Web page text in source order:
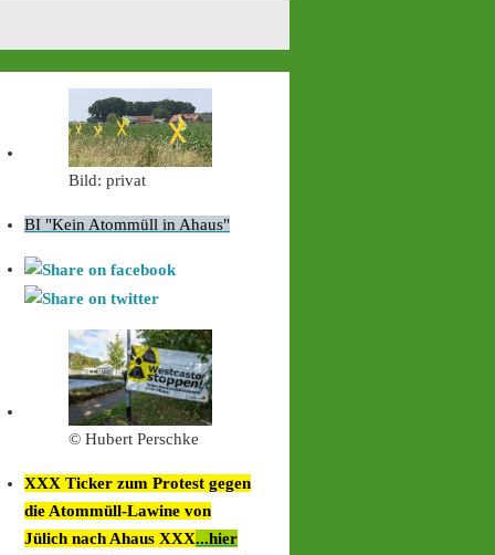
Bild: privat
BI "Kein Atommüll in Ahaus"
© Hubert Perschke
XXX Ticker zum Protest gegen
die Atommüll-Lawine von
Jülich nach Ahaus XXX...hier